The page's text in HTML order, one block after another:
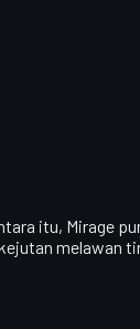
itu, Mirage
melawan